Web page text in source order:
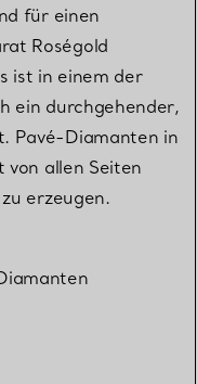
für einen
Roségold
ist in einem der
ein durchgehender,
Pavé-Diamanten in
von allen Seiten
erzeugen.